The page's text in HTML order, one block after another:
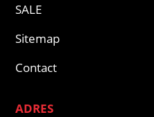
SALE
Sitemap
Contact
ADRES